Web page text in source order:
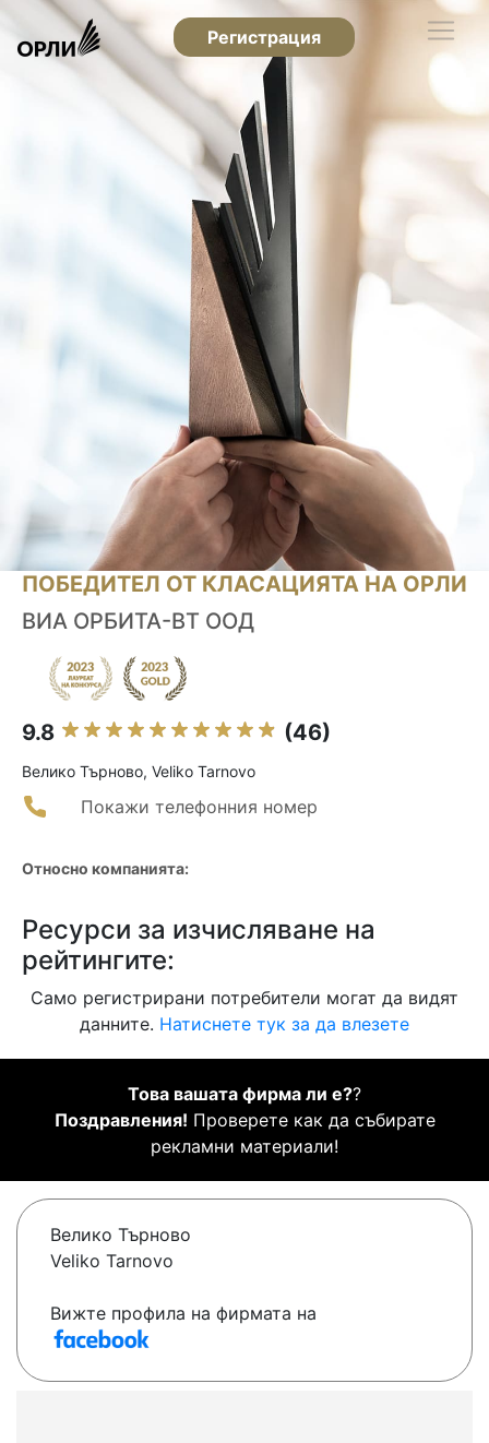
Регистрация
ПОБЕДИТЕЛ ОТ КЛАСАЦИЯТА НА ОРЛИ
ВИА ОРБИТА-ВТ ООД
9.8 (46)
Велико Търново, Veliko Tarnovo
Покажи телефонния номер
Относно компанията:
Ресурси за изчисляване на
рейтингите:
Само регистрирани потребители могат да видят
данните. Натиснете тук за да влезете
Това вашата фирма ли е??
Поздравления! Проверете как да събирате
рекламни материали!
Велико Търново
Veliko Tarnovo
Вижте профила на фирмата на